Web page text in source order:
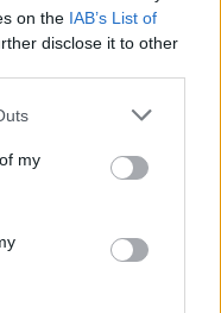
on the IAB’s List of
disclose it to other
my
ΣΟΥΛΙΩΤΗΣ